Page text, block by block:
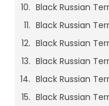
Black Russian
Black Russian
Black Russian
Black Russian
Black Russian
Black Russian